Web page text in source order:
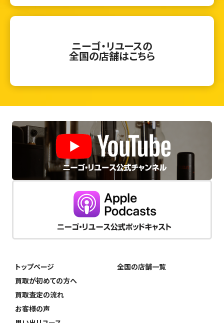
ニーゴ・リユースの
全国の店舗はこちら
トップページ
買取が初めての方へ
買取査定の流れ
お客様の声
全国の店舗一覧